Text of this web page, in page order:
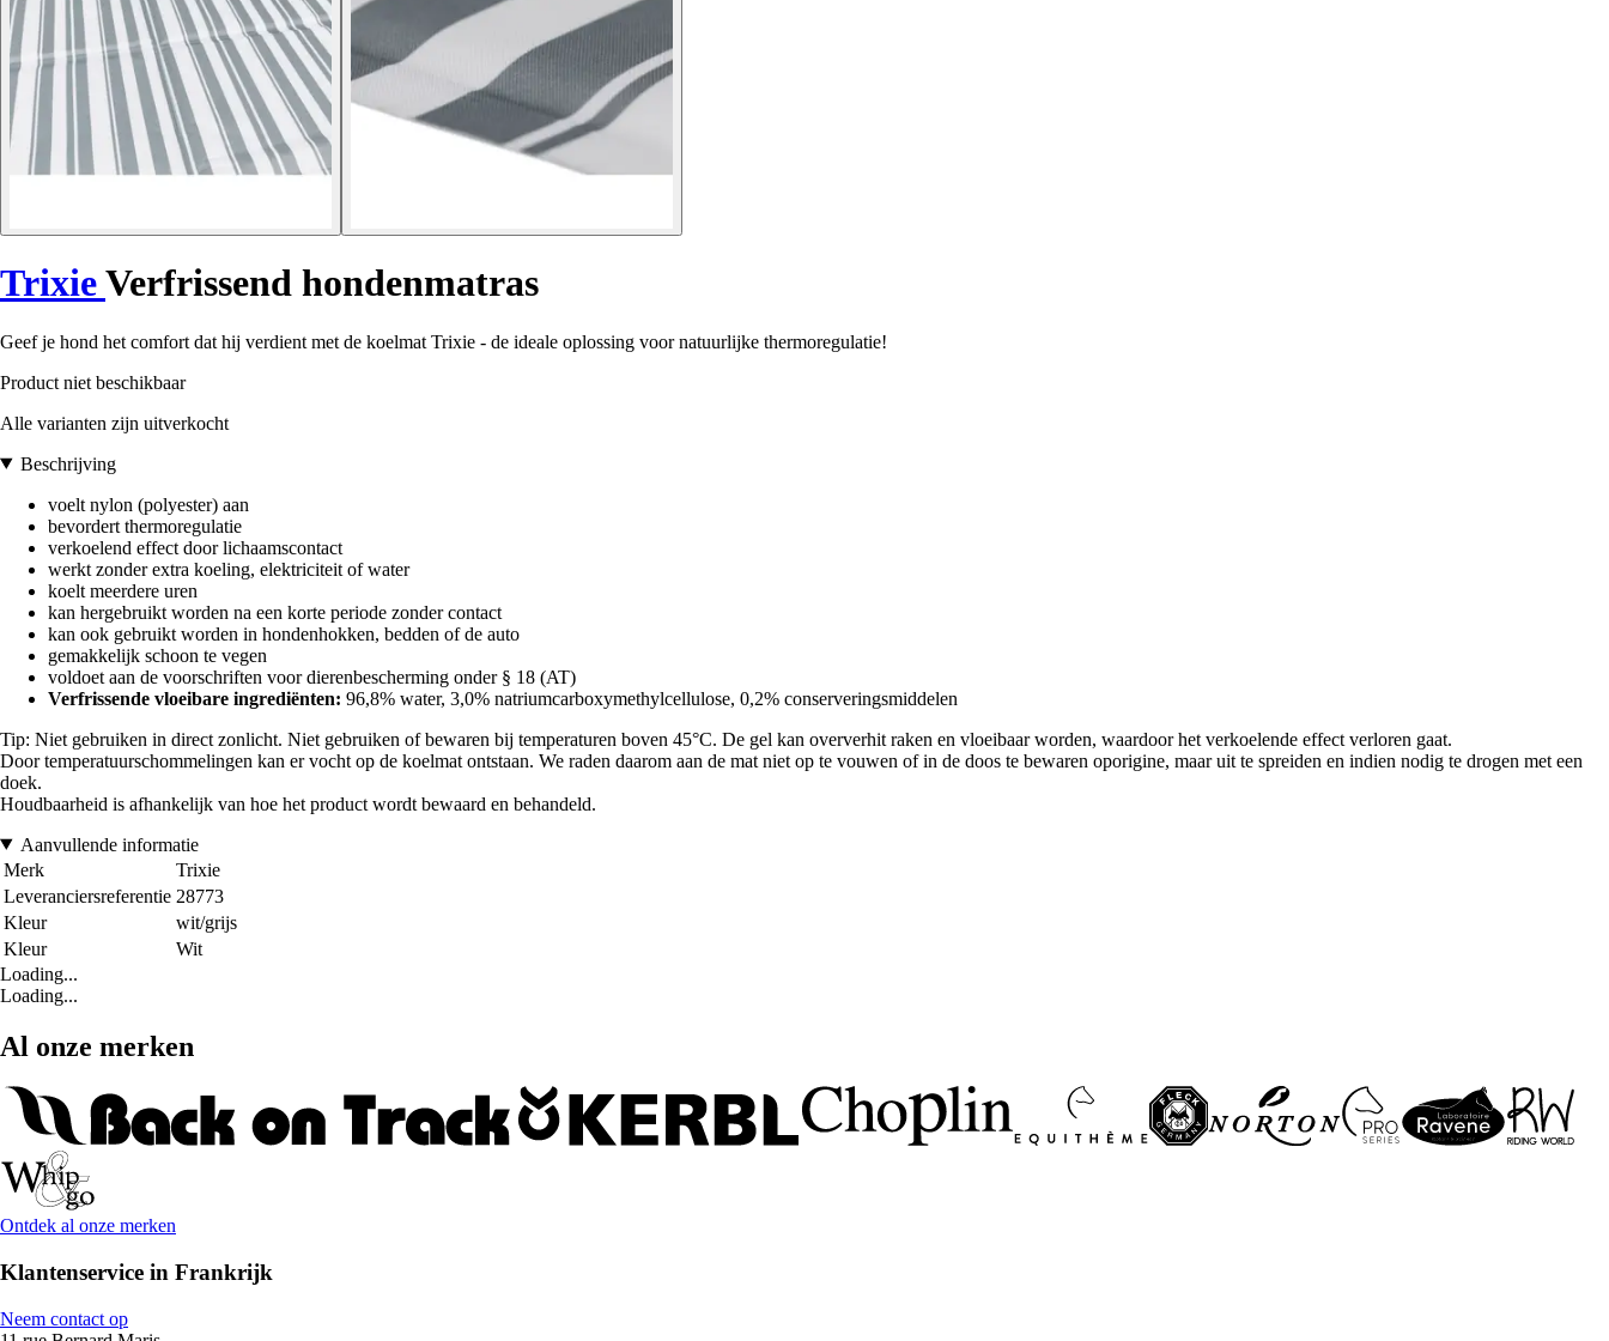
TrixieVerfrissend hondenmatras
Geef je hond het comfort dat hij verdient met de koelmat Trixie - de ideale oplossing voor natuurlijke thermoregulatie!
Product niet beschikbaar
Alle varianten zijn uitverkocht
Beschrijving
voelt nylon (polyester) aan
bevordert thermoregulatie
verkoelend effect door lichaamscontact
werkt zonder extra koeling, elektriciteit of water
koelt meerdere uren
kan hergebruikt worden na een korte periode zonder contact
kan ook gebruikt worden in hondenhokken, bedden of de auto
gemakkelijk schoon te vegen
voldoet aan de voorschriften voor dierenbescherming onder § 18 (AT)
Verfrissende vloeibare ingrediënten: 96,8% water, 3,0% natriumcarboxymethylcellulose, 0,2% conserveringsmiddelen
Tip: Niet gebruiken in direct zonlicht. Niet gebruiken of bewaren bij temperaturen boven 45°C. De gel kan oververhit raken en vloeibaar worden, waardoor het verkoelende effect verloren gaat.
Door temperatuurschommelingen kan er vocht op de koelmat ontstaan. We raden daarom aan de mat niet op te vouwen of in de doos te bewaren oporigine, maar uit te spreiden en indien nodig te drogen met een
doek.
Houdbaarheid is afhankelijk van hoe het product wordt bewaard en behandeld.
Aanvullende informatie
Merk
Trixie
Leveranciersreferentie 28773
Kleur
wit/grijs
Kleur
Wit
Loading...
Loading...
Al onze merken
Ontdek al onze merken
Klantenservice in Frankrijk
Neem contact op